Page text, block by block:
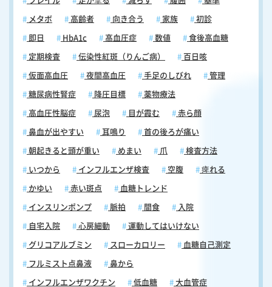
メタボ 高齢者 向き合う 家族 初診
即日 HbA1c 高血圧症 数値 食後高血糖
定期検査 伝染性紅斑（りんご病） 百日咳
仮面高血圧 夜間高血圧 手足のしびれ 管理
糖尿病性腎症 降圧目標 薬物療法
高血圧性脳症 尿泡 目が霞む 赤ら顔
鼻血が出やすい 耳鳴り 首の後ろが痛い
朝起きると頭が重い めまい 爪 検査方法
いつから インフルエンザ検査 空腹 痺れる
かゆい 赤い斑点 血糖トレンド
インスリンポンプ 脈拍 間食 入院
自宅入院 心房細動 運動してはいけない
グリコアルブミン スローカロリー 血糖自己測定
フルミスト点鼻液 鼻から
インフルエンザワクチン 低血糖 大血管症